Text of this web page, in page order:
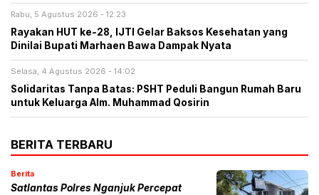
Rabu, 5 Agustus 2026 - 12:23
Rayakan HUT ke-28, IJTI Gelar Baksos Kesehatan yang
Dinilai Bupati Marhaen Bawa Dampak Nyata
Selasa, 4 Agustus 2026 - 14:02
Solidaritas Tanpa Batas: PSHT Peduli Bangun Rumah Baru
untuk Keluarga Alm. Muhammad Qosirin
BERITA TERBARU
Berita
Satlantas Polres Nganjuk Percepat